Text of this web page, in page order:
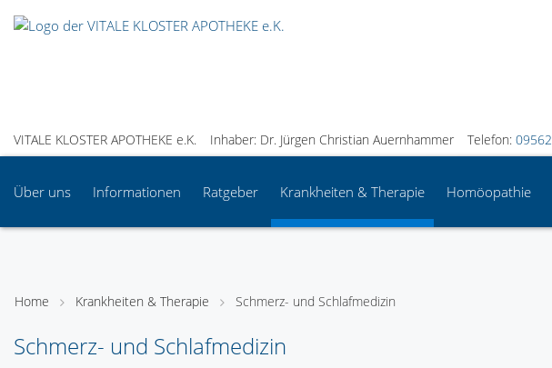
VITALE KLOSTER APOTHEKE e.K. Inhaber: Dr. Jürgen Christian Auernhammer Telefon:
Über uns Informationen Ratgeber Krankheiten & Therapie Homöopathie
Home Krankheiten & Therapie Schmerz- und Schlafmedizin
Schmerz- und Schlafmedizin